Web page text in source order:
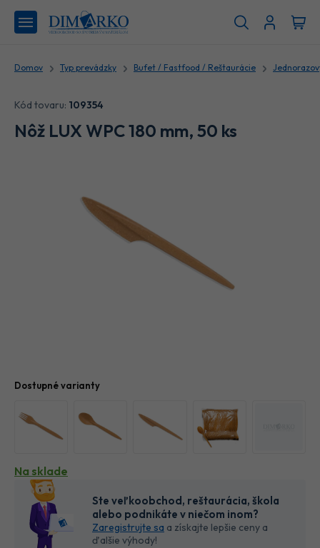
Domov Typ prevádzky Bufet / Fastfood / Reštaurácie
Nôž LUX WPC 180 mm, 50 ks
Kód tovaru: 109354
Dostupné varianty
Na sklade
Ste veľkoobchod, reštaurácia, škola
alebo podnikáte v niečom inom?
Zaregistrujte sa a získajte lepšie ceny a
ďalšie výhody!